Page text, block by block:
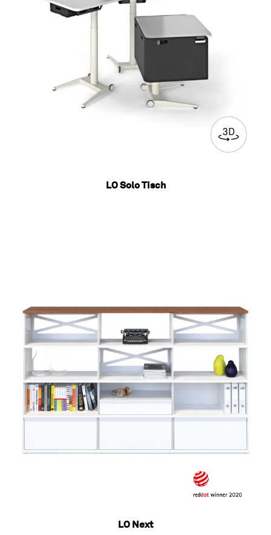
LO Solo Tisch
LO Next